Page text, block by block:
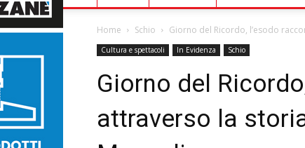
Home Schio Giorno del Ricordo, l’esodo
Cultura e spettacoli In Evidenza Schio
Giorno del
attraverso la